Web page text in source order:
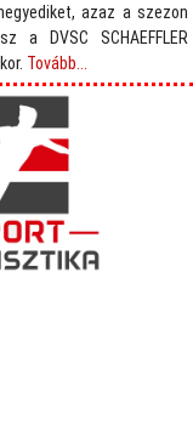
azaz a szezon
a DVSC SCHAEFFLER
Tovább...